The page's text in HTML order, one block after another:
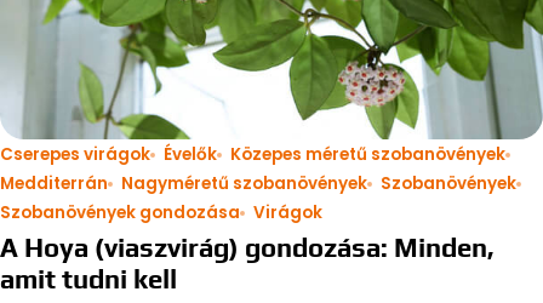
Cserepes virágok Évelők
Közepes méretű szobanövények
Medditerrán
Nagyméretű szobanövények
Szobanövények
Szobanövények gondozása
Virágok
A Hoya (viaszvirág) gondozása: Minden,
amit tudni kell